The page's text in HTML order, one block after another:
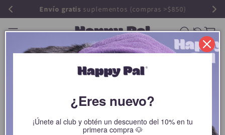
Hasta6 MSIen tus compras
Productos Carrito
SEGUIR COMPRANDO
¿Eres nuevo?
¡Únete al club y obtén un descuento del 10% en tu
primera compra 🐶